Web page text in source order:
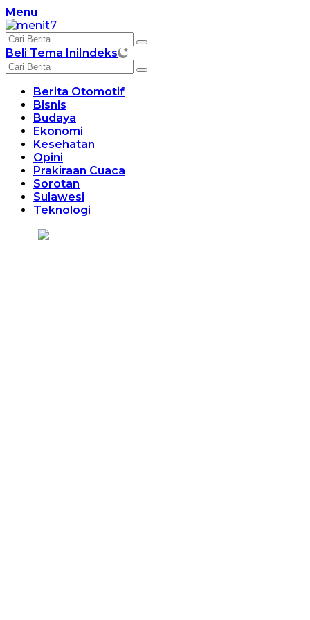
Langsung
ke
konten
Menu
Beli Tema IniIndeks
Berita Otomotif
Bisnis
Budaya
Ekonomi
Kesehatan
Opini
Prakiraan Cuaca
Sorotan
Sulawesi
Teknologi